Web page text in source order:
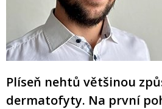
Plíseň nehtů většinou
dermatofyty. Na první